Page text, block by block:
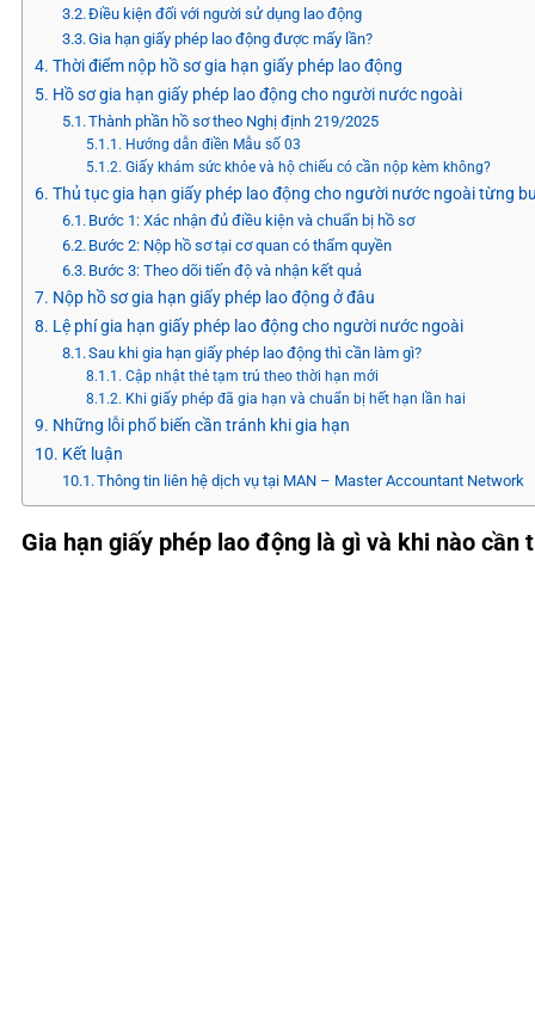
Điều kiện đối với người sử dụng lao động
Gia hạn giấy phép lao động được mấy lần?
Thời điểm nộp hồ sơ gia hạn giấy phép lao động
Hồ sơ gia hạn giấy phép lao động cho người nước ngoài
Thành phần hồ sơ theo Nghị định 219/2025
Hướng dẫn điền Mẫu số 03
Giấy khám sức khỏe và hộ chiếu có cần nộp kèm không?
Thủ tục gia hạn giấy phép lao động cho người nước ngoài từng
Bước 1: Xác nhận đủ điều kiện và chuẩn bị hồ sơ
Bước 2: Nộp hồ sơ tại cơ quan có thẩm quyền
Bước 3: Theo dõi tiến độ và nhận kết quả
Nộp hồ sơ gia hạn giấy phép lao động ở đâu
Lệ phí gia hạn giấy phép lao động cho người nước ngoài
Sau khi gia hạn giấy phép lao động thì cần làm gì?
Cập nhật thẻ tạm trú theo thời hạn mới
Khi giấy phép đã gia hạn và chuẩn bị hết hạn lần hai
Những lỗi phổ biến cần tránh khi gia hạn
Kết luận
Thông tin liên hệ dịch vụ tại MAN – Master Accountant Network
Gia hạn giấy phép lao động là gì và khi nào cần